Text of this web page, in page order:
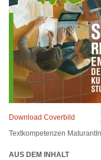
Download Coverbild
Textkompetenzen
AUS DEM INHALT